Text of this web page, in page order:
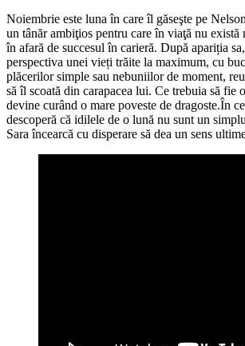
Noiembrie este luna în care îl găseşte pe
un tânăr ambiţios pentru care în viaţă nu
în afară de succesul în carieră. După apariția
perspectiva unei vieți trăite la maximum, cu
plăcerilor simple sau nebuniilor de moment,
să îl scoată din carapacea lui. Ce trebuia să fie
devine curând o mare poveste de dragoste.În
descoperă că idilele de o lună nu sunt un
Sara încearcă cu disperare să dea un sens